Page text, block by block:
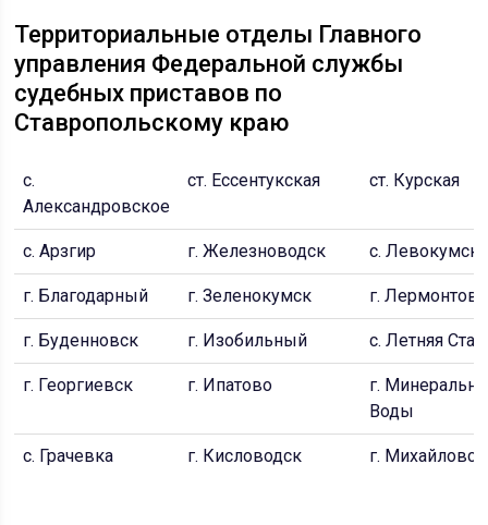
Территориальные отделы Главного
управления Федеральной службы
судебных приставов по
Ставропольскому краю
с.
Александровское
ст. Ессентукская ст. Курская
с. Арзгир г. Железноводск с.
г. Благодарный г. Зеленокумск г. Лермонтов
г. Буденновск г. Изобильный с. Летняя
г. Георгиевск г. Ипатово
г.
Воды
с. Грачевка г. Кисловодск г. Михайловск